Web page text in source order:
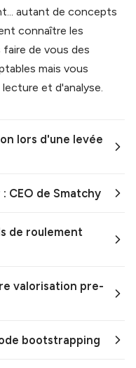
autant de concepts
connaître les
de vous des
mais vous
et d'analyse.
lors d'une levée
CEO de Smatchy
de roulement
valorisation pre-
bootstrapping